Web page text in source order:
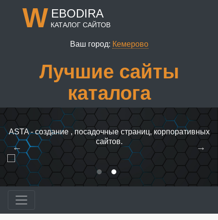
W EBODIRA
КАТАЛОГ САЙТОВ
Ваш город: Кемерово
Лучшие сайты
каталога
ASTA - создание , посадочные страниц, корпоративных
сайтов.